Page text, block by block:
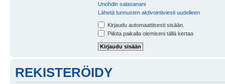
Unohdin salasanani
Lähetä tunnusten aktivointiviesti uudelleen
Kirjaudu automaattisesti sisään.
Piilota paikalla olemiseni tällä kertaa
REKISTERÖIDY